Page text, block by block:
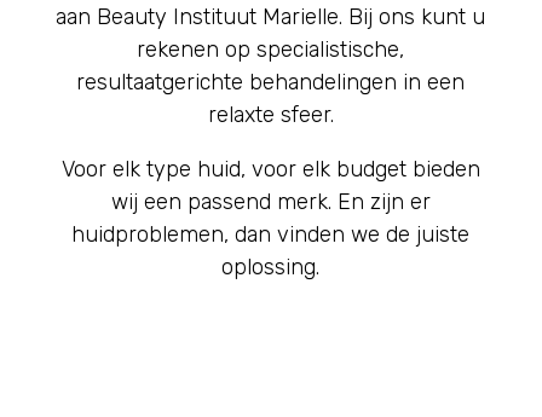
aan Beauty Instituut Marielle. Bij ons kunt u
rekenen op specialistische,
resultaatgerichte behandelingen in een
relaxte sfeer.
Voor elk type huid, voor elk budget bieden
wij een passend merk. En zijn er
huidproblemen, dan vinden we de juiste
oplossing.